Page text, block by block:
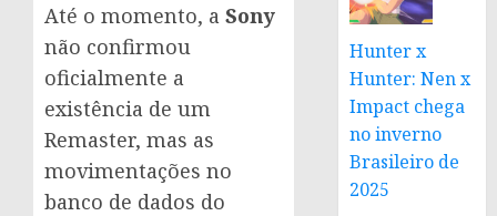
Até o momento, a Sony
não confirmou
oficialmente a
existência de um
Remaster, mas as
movimentações no
banco de dados do
Hunter x
Hunter: Nen x
Impact chega
no inverno
Brasileiro de
2025